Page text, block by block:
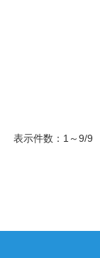
表示件数：1～9/9